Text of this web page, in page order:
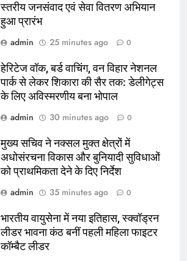
स्तरीय जनसंवाद एवं सेवा वितरण अभियान
हुआ प्रारंभ
admin
25 minutes ago 0
हेरिटेज वॉक, बर्ड वाचिंग, वन विहार नेशनल
पार्क से लेकर शिकारा की सैर तक: डेलीगेट्स
के लिए अविस्मरणीय बना भोपाल
admin
30 minutes ago 0
मुख्य सचिव ने नक्सल मुक्त क्षेत्रों में
अधोसंरचना विकास और बुनियादी सुविधाओं
को प्राथमिकता देने के दिए निर्देश
admin
35 minutes ago 0
भारतीय वायुसेना में नया इतिहास, स्क्वॉड्रन
लीडर भावना कंठ बनीं पहली महिला फाइटर
कॉम्बैट लीडर